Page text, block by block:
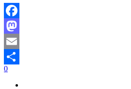
Facebook
Mastodon
Email
Share
0